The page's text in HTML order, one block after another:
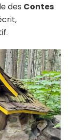
des Contes